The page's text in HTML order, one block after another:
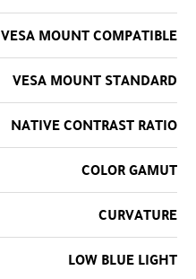
VESA MOUNT COMPATIBLE
VESA MOUNT STANDARD
NATIVE CONTRAST RATIO
COLOR GAMUT
CURVATURE
LOW BLUE LIGHT